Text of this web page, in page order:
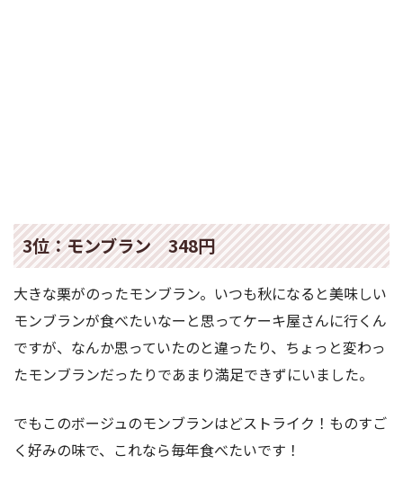
3位：モンブラン 348円
大きな栗がのったモンブラン。いつも秋になると美味しい
モンブランが食べたいなーと思ってケーキ屋さんに行くん
ですが、なんか思っていたのと違ったり、ちょっと変わっ
たモンブランだったりであまり満足できずにいました。
でもこのボージュのモンブランはどストライク！ものすご
く好みの味で、これなら毎年食べたいです！